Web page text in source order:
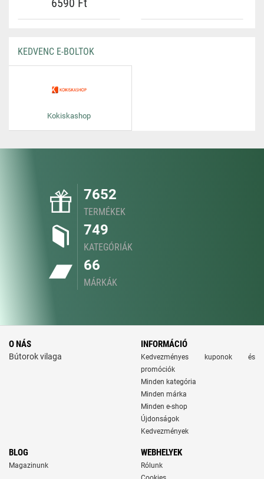
6590 Ft
KEDVENC E-BOLTOK
Kokiskashop
7652
TERMÉKEK
749
KATEGÓRIÁK
66
MÁRKÁK
O NÁS
Bútorok vilaga
INFORMÁCIÓ
Kedvezményes kuponok és
promóciók
Minden kategória
Minden márka
Minden e-shop
Újdonságok
Kedvezmények
BLOG
Magazinunk
WEBHELYEK
Rólunk